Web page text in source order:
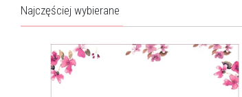
Najczęściej wybierane